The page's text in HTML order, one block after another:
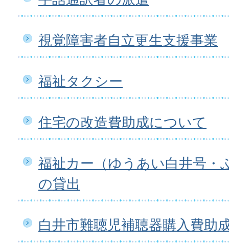
視覚障害者自立更生支援事業
福祉タクシー
住宅の改造費助成について
福祉カー（ゆうあい白井号・
の貸出
白井市難聴児補聴器購入費助